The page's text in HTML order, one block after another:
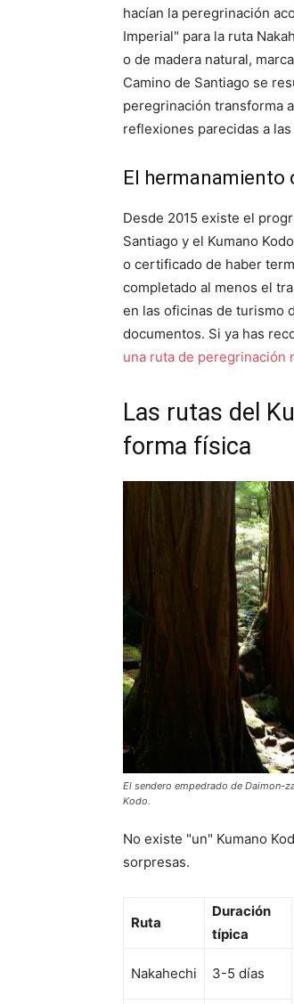
hacían la peregrinación
Imperial" para la ruta
o de madera natural,
Camino de Santiago se
peregrinación transforma
reflexiones parecidas a
El hermanamiento
Desde 2015 existe el
Santiago y el Kumano
o certificado de haber
completado al menos el
en las oficinas de turismo
documentos. Si ya has
una ruta de peregrinación
Las rutas del
forma física
El sendero empedrado de Daimon-
Kodo.
No existe "un" Kumano
sorpresas.
Ruta
Duración
típica
Nakahechi 3-5 días